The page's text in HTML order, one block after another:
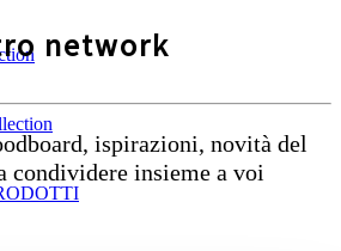
network
ispirazioni, novità del
condividere insieme a voi